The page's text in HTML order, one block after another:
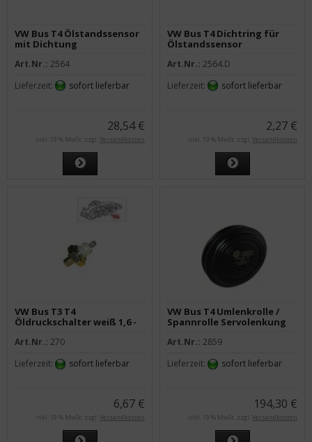
VW Bus T4 Ölstandssensor
mit Dichtung
Art.Nr.: 2564
Lieferzeit:
sofort lieferbar
28,54 €
inkl. 19 % MwSt. zzgl. Versandkosten
VW Bus T4 Dichtring für
Ölstandssensor
Art.Nr.: 2564.D
Lieferzeit:
sofort lieferbar
2,27 €
inkl. 19 % MwSt. zzgl. Versandkosten
VW Bus T3 T4
Öldruckschalter weiß 1,6 -
Art.Nr.: 270
Lieferzeit:
sofort lieferbar
6,67 €
inkl. 19 % MwSt. zzgl. Versandkosten
VW Bus T4 Umlenkrolle /
Spannrolle Servolenkung
Art.Nr.: 2859
Lieferzeit:
sofort lieferbar
194,30 €
inkl. 19 % MwSt. zzgl. Versandkosten